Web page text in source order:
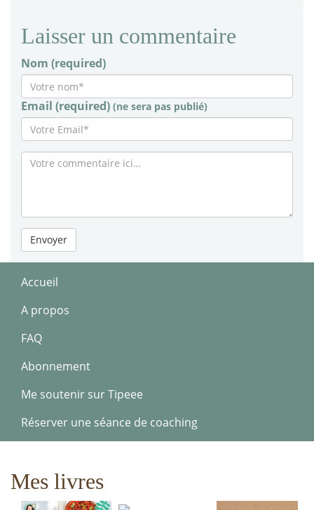
Laisser un commentaire
Nom (required)
Email (required) (ne sera pas publié)
Envoyer
Accueil
A propos
FAQ
Abonnement
Me soutenir sur Tipeee
Réserver une séance de coaching
Mes livres